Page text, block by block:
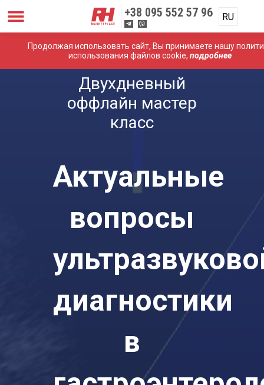
Продолжая использовать сайт, Вы принимаете нашу
использования файлов cookie, подробнее
+38 095 552 57 96 RU
Двухдневный
оффлайн мастер
класс
Актуальные
вопросы
диагностики
в